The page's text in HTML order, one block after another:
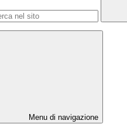
Menu di navigazione